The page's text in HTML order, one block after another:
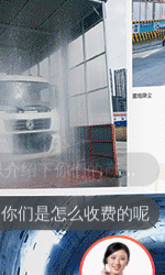
你们是怎么收费的呢